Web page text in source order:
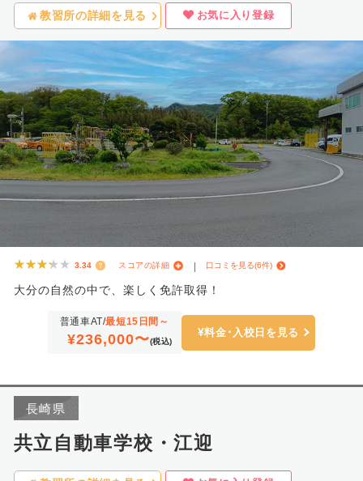
教習所の詳細を見る お気に入り登録
★★★★★
★★★★★ 3.34 スコアの詳細 口コミを見る(6件)
大分の自然の中で、楽しく免許取得！
普通車AT/最短15日間～
¥236,000〜(税込)
料金･入校日を見る
長崎県
共立自動車学校・江迎